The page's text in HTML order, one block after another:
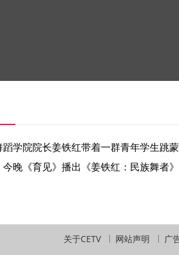
学院院长姜铁红带着一群青年学生跳
晚《育见》播出《姜铁红：民族舞者
关于CETV 网站声明 广